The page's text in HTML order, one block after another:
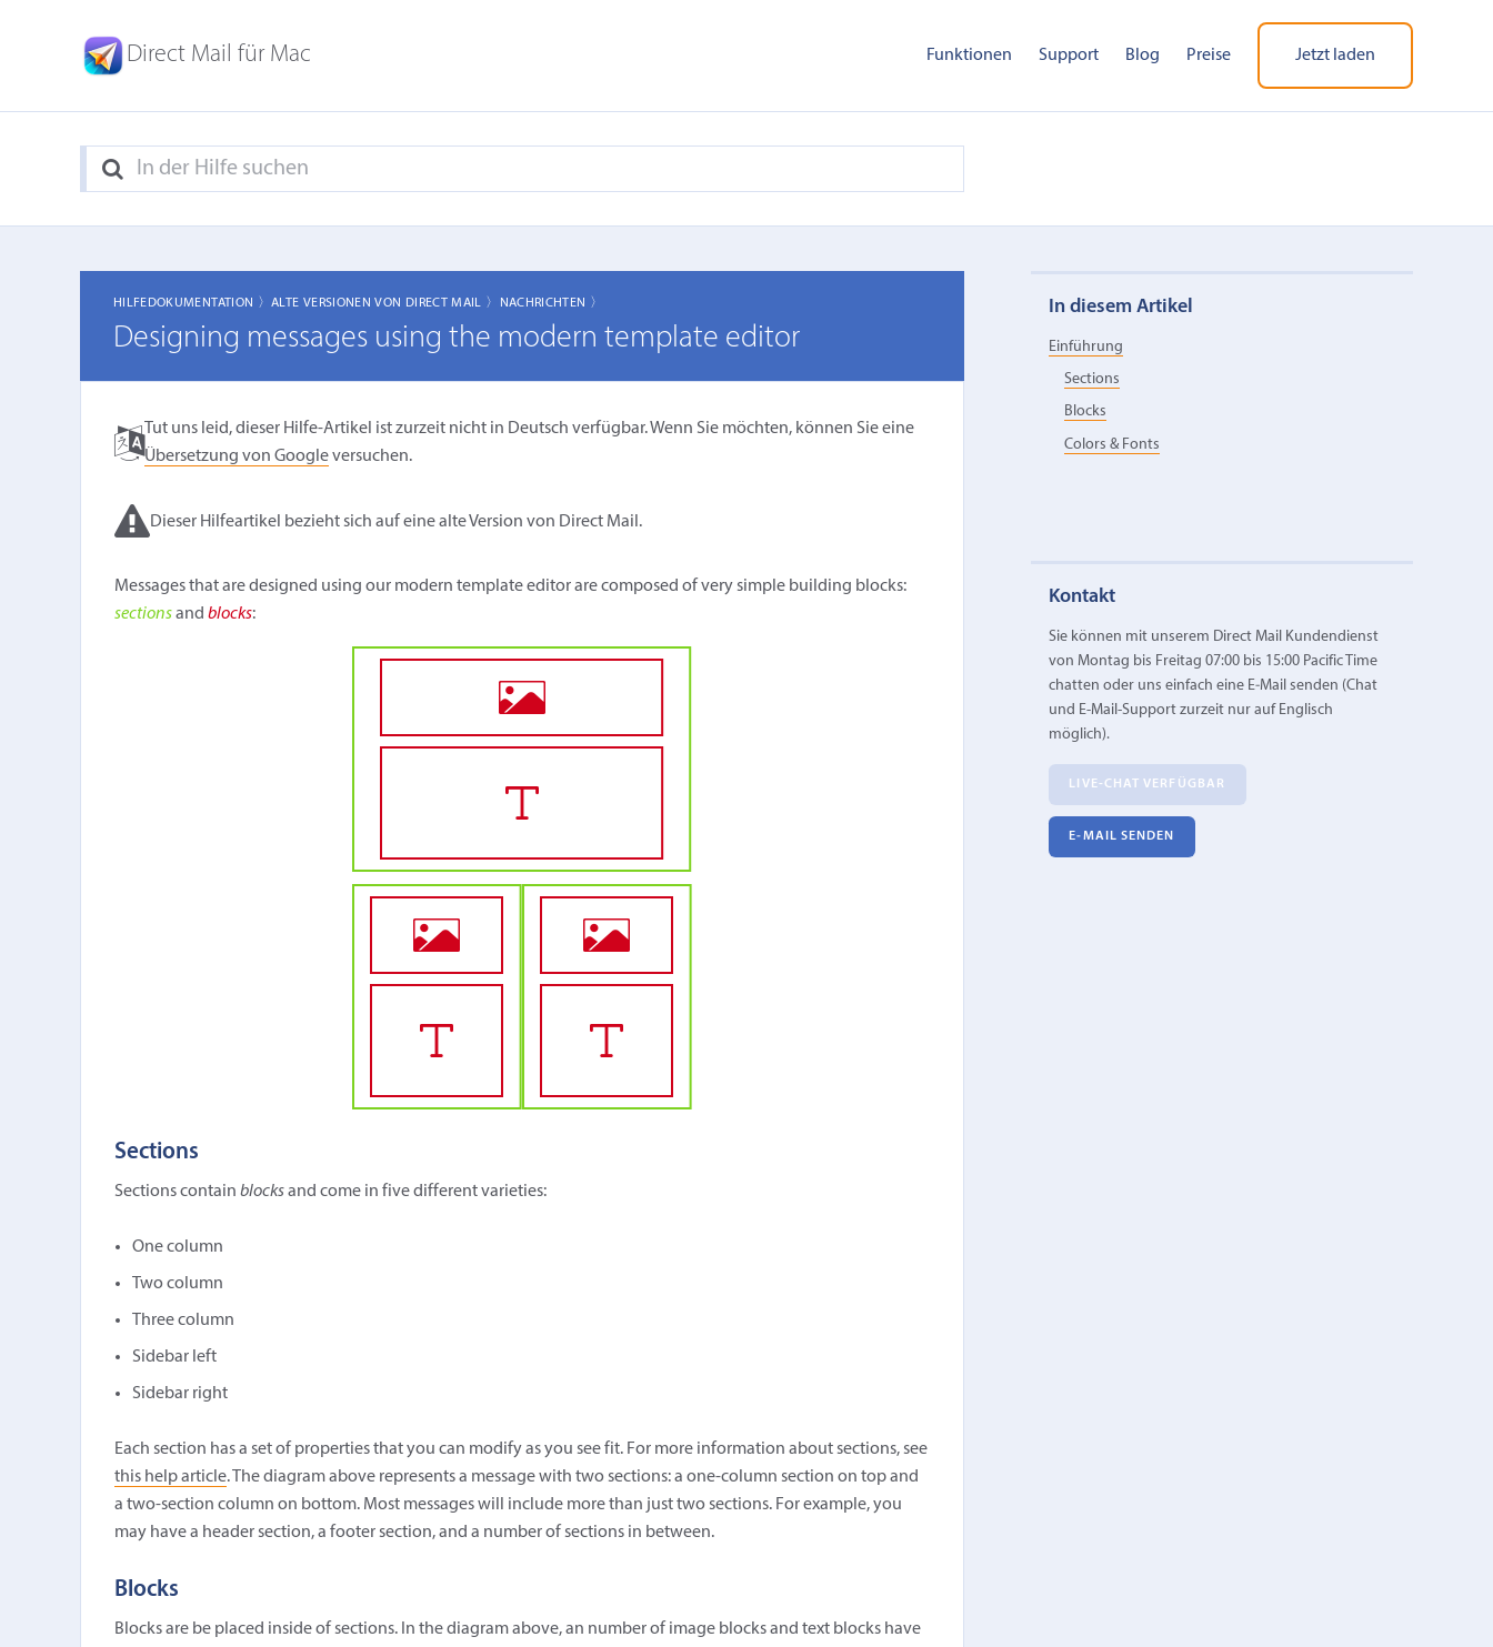
Direct Mail für Mac Funktionen Support Blog Preise Jetzt laden
HILFEDOKUMENTATION 〉ALTE VERSIONEN VON DIRECT MAIL 〉 NACHRICHTEN 〉
Designing messages using the modern template editor
Tut uns leid, dieser Hilfe-Artikel ist zurzeit nicht in Deutsch verfügbar. Wenn Sie möchten, können Sie eine
Übersetzung von Googleversuchen.
Dieser Hilfeartikel bezieht sich auf eine alte Version von Direct Mail.
Messages that are designed using our modern template editor are composed of very simple building blocks:
sectionsand blocks:
Sections
Sections contain blocksand come in five different varieties:
One column
Two column
Three column
Sidebar left
Sidebar right
Each section has a set of properties that you can modify as you see fit. For more information about sections, see
this help article. The diagram above represents a message with two sections: a one-column section on top and
a two-section column on bottom. Most messages will include more than just two sections. For example, you
may have a header section, a footer section, and a number of sections in between.
Blocks
Blocks are be placed inside of sections. In the diagram above, an number of image blocks and text blocks have
In diesem Artikel
Einführung
Sections
Blocks
Colors & Fonts
Kontakt
Sie können mit unserem Direct Mail Kundendienst
von Montag bis Freitag 07:00 bis 15:00 Pacific Time
chatten oder uns einfach eine E‑Mail senden (Chat
und E-Mail-Support zurzeit nur auf Englisch
möglich).
LIVE-CHAT VERFÜGBAR
E‑MAIL SENDEN